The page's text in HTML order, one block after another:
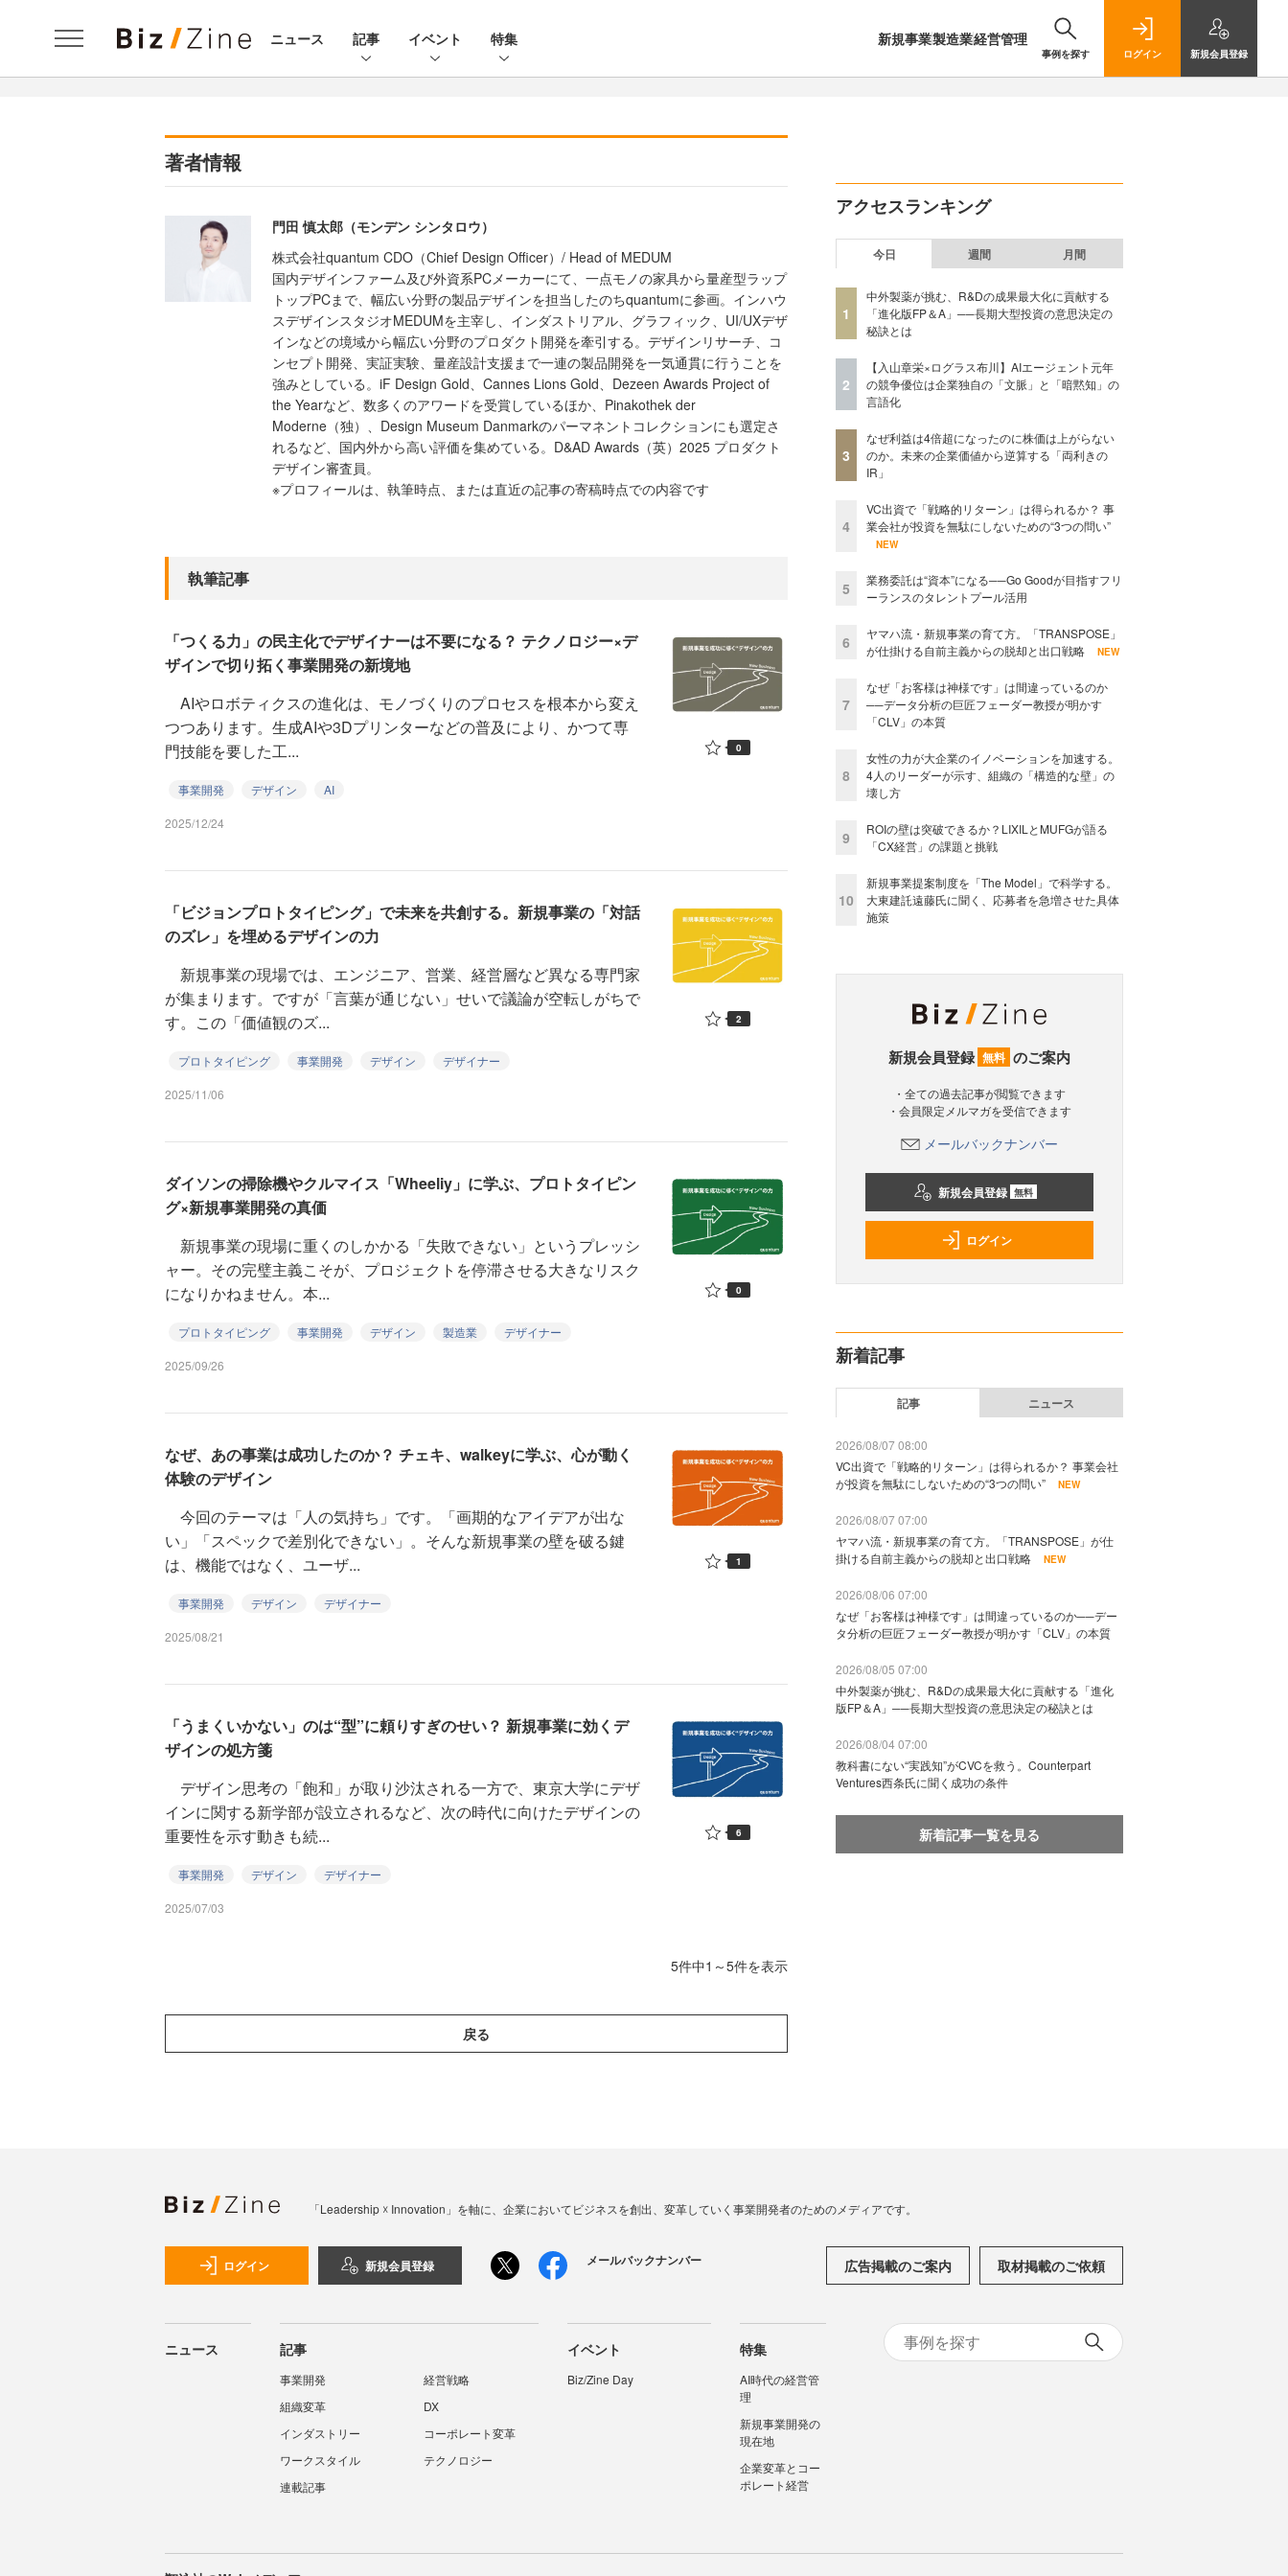
ニュース 記事 イベント 特集 新規事業製造業経営管理
事例を探す ログイン 新規会員登録
著者情報
門田 慎太郎（モンデン シンタロウ）
株式会社quantum CDO（Chief Design Officer）/ Head of MEDUM
国内デザインファーム及び外資系PCメーカーにて、一点モノの家具から量産型ラップ
トップPCまで、幅広い分野の製品デザインを担当したのちquantumに参画。インハウ
スデザインスタジオMEDUMを主宰し、インダストリアル、グラフィック、UI/UXデザ
インなどの境域から幅広い分野のプロダクト開発を牽引する。デザインリサーチ、コ
ンセプト開発、実証実験、量産設計支援まで一連の製品開発を一気通貫に行うことを
強みとしている。iF Design Gold、Cannes Lions Gold、Dezeen Awards Project of
the Yearなど、数多くのアワードを受賞しているほか、Pinakothek der
Moderne（独）、Design Museum Danmarkのパーマネントコレクションにも選定さ
れるなど、国内外から高い評価を集めている。D&AD Awards（英）2025 プロダクト
デザイン審査員。
※プロフィールは、執筆時点、または直近の記事の寄稿時点での内容です
執筆記事
「つくる力」の民主化でデザイナーは不要になる？ テクノロジー×デ
ザインで切り拓く事業開発の新境地
AIやロボティクスの進化は、モノづくりのプロセスを根本から変え
つつあります。生成AIや3Dプリンターなどの普及により、かつて専
門技能を要した工...
事業開発 デザイン AI
2025/12/24
0
「ビジョンプロトタイピング」で未来を共創する。新規事業の「対話
のズレ」を埋めるデザインの力
新規事業の現場では、エンジニア、営業、経営層など異なる専門家
が集まります。ですが「言葉が通じない」せいで議論が空転しがちで
す。この「価値観のズ...
プロトタイピング 事業開発 デザイン デザイナー
2025/11/06
2
ダイソンの掃除機やクルマイス「Wheeliy」に学ぶ、プロトタイピン
グ×新規事業開発の真価
新規事業の現場に重くのしかかる「失敗できない」というプレッシ
ャー。その完璧主義こそが、プロジェクトを停滞させる大きなリスク
になりかねません。本...
プロトタイピング 事業開発 デザイン 製造業 デザイナー
2025/09/26
0
なぜ、あの事業は成功したのか？ チェキ、walkeyに学ぶ、心が動く
体験のデザイン
今回のテーマは「人の気持ち」です。「画期的なアイデアが出な
い」「スペックで差別化できない」。そんな新規事業の壁を破る鍵
は、機能ではなく、ユーザ...
事業開発 デザイン デザイナー
2025/08/21
1
「うまくいかない」のは“型”に頼りすぎのせい？ 新規事業に効くデ
ザインの処方箋
デザイン思考の「飽和」が取り沙汰される一方で、東京大学にデザ
インに関する新学部が設立されるなど、次の時代に向けたデザインの
重要性を示す動きも続...
事業開発 デザイン デザイナー
2025/07/03
6
5件中1～5件を表示
戻る
アクセスランキング
今日 週間 月間
1
中外製薬が挑む、R&Dの成果最大化に貢献する
「進化版FP＆A」──長期大型投資の意思決定の
秘訣とは
2
【入山章栄×ログラス布川】AIエージェント元年
の競争優位は企業独自の「文脈」と「暗黙知」の
言語化
3
なぜ利益は4倍超になったのに株価は上がらない
のか。未来の企業価値から逆算する「両利きの
IR」
4
VC出資で「戦略的リターン」は得られるか？ 事
業会社が投資を無駄にしないための“3つの問い”
NEW
5
業務委託は“資本”になる──Go Goodが目指すフリ
ーランスのタレントプール活用
6
ヤマハ流・新規事業の育て方。「TRANSPOSE」
が仕掛ける自前主義からの脱却と出口戦略
NEW
7
なぜ「お客様は神様です」は間違っているのか
──データ分析の巨匠フェーダー教授が明かす
「CLV」の本質
8
女性の力が大企業のイノベーションを加速する。
4人のリーダーが示す、組織の「構造的な壁」の
壊し方
9
ROIの壁は突破できるか？LIXILとMUFGが語る
「CX経営」の課題と挑戦
10
新規事業提案制度を「The Model」で科学する。
大東建託遠藤氏に聞く、応募者を急増させた具体
施策
新規会員登録 無料 のご案内
・全ての過去記事が閲覧できます
・会員限定メルマガを受信できます
メールバックナンバー
新規会員登録 無料
ログイン
新着記事
記事 ニュース
2026/08/07 08:00
VC出資で「戦略的リターン」は得られるか？ 事業会社
が投資を無駄にしないための“3つの問い”
NEW
2026/08/07 07:00
ヤマハ流・新規事業の育て方。「TRANSPOSE」が仕
掛ける自前主義からの脱却と出口戦略
NEW
2026/08/06 07:00
なぜ「お客様は神様です」は間違っているのか──デー
タ分析の巨匠フェーダー教授が明かす「CLV」の本質
2026/08/05 07:00
中外製薬が挑む、R&Dの成果最大化に貢献する「進化
版FP＆A」──長期大型投資の意思決定の秘訣とは
2026/08/04 07:00
教科書にない“実践知”がCVCを救う。Counterpart
Ventures西条氏に聞く成功の条件
新着記事一覧を見る
「Leadership ☓ Innovation」を軸に、企業においてビジネスを創出、変革していく事業開発者のためのメディアです。
ログイン 新規会員登録 メールバックナンバー 広告掲載のご案内 取材掲載のご依頼
ニュース 記事
事業開発
経営戦略
組織変革
DX
インダストリー
コーポレート変革
ワークスタイル
テクノロジー
連載記事
イベント
Biz/Zine Day
特集
AI時代の経営管
理
新規事業開発の
現在地
企業変革とコー
ポレート経営